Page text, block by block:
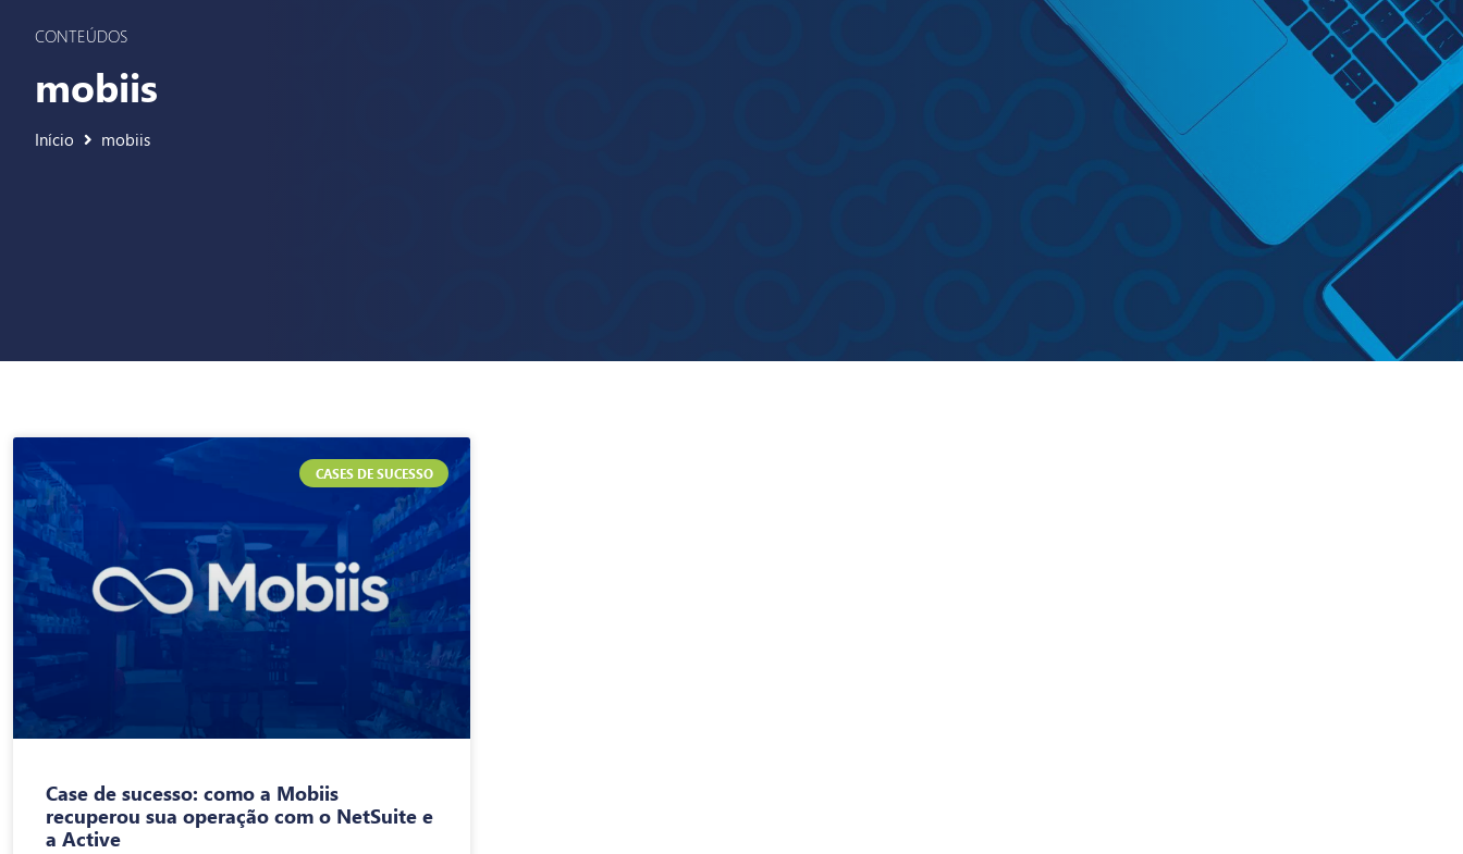
CONTEÚDOS
mobiis
Início mobiis
CASES DE SUCESSO
Case de sucesso: como a Mobiis
recuperou sua operação com o NetSuite e
a Active